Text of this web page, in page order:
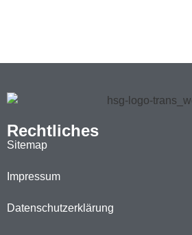
Rechtliches
Sitemap
Impressum
Datenschutzerklärung